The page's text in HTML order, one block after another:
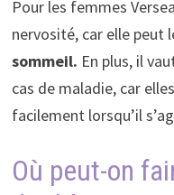
Pour les femmes
nervosité, car elle peut
sommeil. En plus, il
cas de maladie, car
facilement lorsqu’il
Où peut-on